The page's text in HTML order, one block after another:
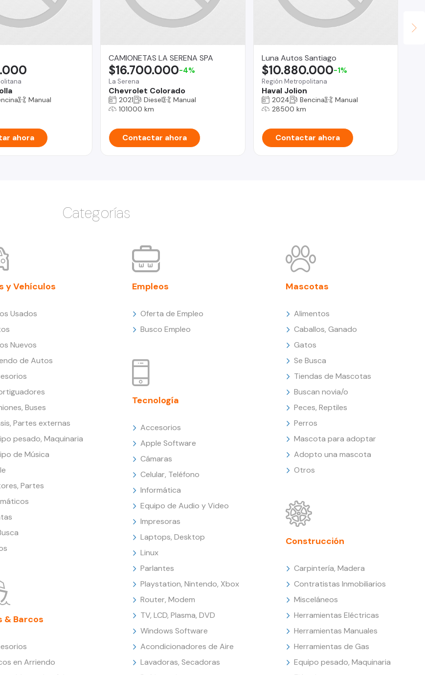
Manual
ahora
CAMIONETAS LA SERENA SPA
La Serena
Chevrolet Colorado
$16.700.000-4%
2021 Diesel
Manual
101000 km
Contactar ahora
Luna Autos Santiago
Región Metropolitana
Haval Jolion
$10.880.000-1%
2024 Bencina
Manual
28500 km
Contactar ahora
Categorías
y Vehículos
Usados
Nuevos
de Autos
Buses
Partes externas
pesado, Maquinaria
de Música
Partes
& Barcos
en Arriendo
Empleos
Oferta de Empleo
Busco Empleo
Tecnología
Accesorios
Apple Software
Cámaras
Celular, Teléfono
Informática
Equipo de Audio y Video
Impresoras
Laptops, Desktop
Linux
Parlantes
Playstation, Nintendo, Xbox
Router, Modem
TV, LCD, Plasma, DVD
Windows Software
Acondicionadores de Aire
Lavadoras, Secadoras
Mascotas
Alimentos
Caballos, Ganado
Gatos
Se Busca
Tiendas de Mascotas
Buscan novia/o
Peces, Reptiles
Perros
Mascota para adoptar
Adopto una mascota
Otros
Construcción
Carpintería, Madera
Contratistas Inmobiliarios
Misceláneos
Herramientas Eléctricas
Herramientas Manuales
Herramientas de Gas
Equipo pesado, Maquinaria